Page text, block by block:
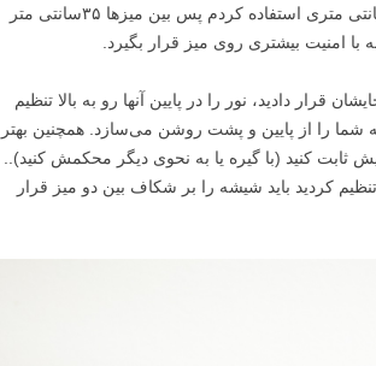
من از شیشه‌ای ۴۰ سانتی متری استفاده کردم پس بین میزها ۳۵سانتی متر
با امنیت بیشتری روی میز قرار بگیرد.
قرار دادید، نور را در پایین آنها رو به بالا تنظیم
شما را از پایین و پشت روشن می‌سازد. همچنین بهتر
ثابت کنید (با گیره یا به نحوی دیگر محکمش کنید)..
کردید باید شیشه را بر شکاف بین دو میز قرار